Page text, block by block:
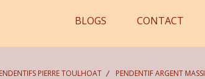
BLOGS CONTACT
PIERRE TOULHOAT PENDENTIF ARGENT